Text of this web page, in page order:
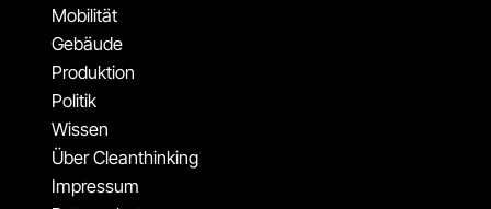
Mobilität
Gebäude
Produktion
Politik
Wissen
Über Cleanthinking
Impressum